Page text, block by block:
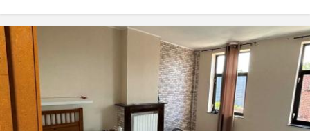
Infos Pratiques
Loyer:
400 €
Charges:
50 €
Durée:
12 mois
Domiciliation:
Non
Aménagement